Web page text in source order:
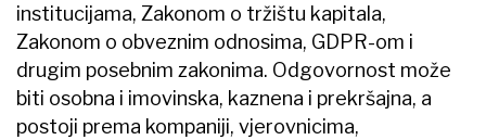
institucijama, Zakonom o tržištu kapitala,
Zakonom o obveznim odnosima, GDPR-om i
drugim posebnim zakonima. Odgovornost može
biti osobna i imovinska, kaznena i prekršajna, a
postoji prema kompaniji, vjerovnicima,